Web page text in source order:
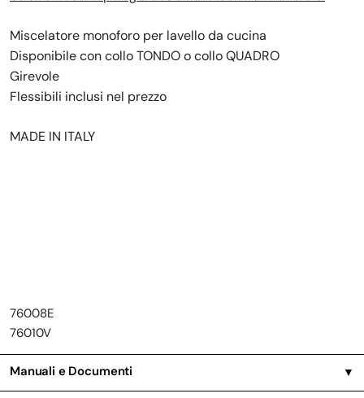
Miscelatore monoforo per lavello da cucina
Disponibile con collo TONDO o collo QUADRO
Girevole
Flessibili inclusi nel prezzo
MADE IN ITALY
76008E
76010V
Manuali e Documenti ▼